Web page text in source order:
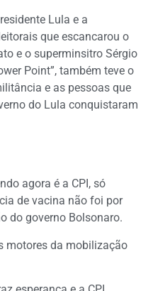
Lula e a
que escancarou o
e o superminsitro Sérgio
Point”, também teve o
e as pessoas que
do Lula conquistaram
agora é a CPI, só
de vacina não foi por
do governo Bolsonaro.
motores da mobilização